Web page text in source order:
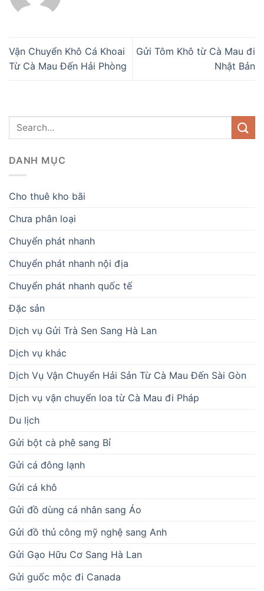
Vận Chuyển Khô Cá Khoai
Từ Cà Mau Đến Hải Phòng
Gửi Tôm Khô từ Cà Mau đi
Nhật Bản
DANH MỤC
Cho thuê kho bãi
Chưa phân loại
Chuyển phát nhanh
Chuyển phát nhanh nội địa
Chuyển phát nhanh quốc tế
Đặc sản
Dịch vụ Gửi Trà Sen Sang Hà Lan
Dịch vụ khác
Dịch Vụ Vận Chuyển Hải Sản Từ Cà Mau Đến Sài Gòn
Dịch vụ vận chuyển loa từ Cà Mau đi Pháp
Du lịch
Gửi bột cà phê sang Bỉ
Gửi cá đông lạnh
Gửi cá khô
Gửi đồ dùng cá nhân sang Áo
Gửi đồ thủ công mỹ nghệ sang Anh
Gửi Gạo Hữu Cơ Sang Hà Lan
Gửi guốc mộc đi Canada